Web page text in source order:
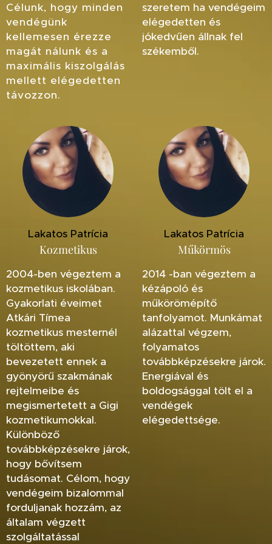
Célunk, hogy minden
vendégünk
kellemesen érezze
magát nálunk és a
maximális kiszolgálás
mellett elégedetten
távozzon.
szeretem ha vendégeim
elégedetten és
jókedvűen állnak fel
székemből.
Lakatos Patrícia
Kozmetikus
2004-ben végeztem a
kozmetikus iskolában.
Gyakorlati éveimet
Atkári Tímea
kozmetikus mesternél
töltöttem, aki
bevezetett ennek a
gyönyörű szakmának
rejtelmeibe és
megismertetett a Gigi
kozmetikumokkal.
Különböző
továbbképzésekre járok,
hogy bővítsem
tudásomat. Célom, hogy
vendégeim bizalommal
forduljanak hozzám, az
általam végzett
szolgáltatással
Lakatos Patrícia
Műkörmös
2014 -ban végeztem a
kézápoló és
műkörömépítő
tanfolyamot. Munkámat
alázattal végzem,
folyamatos
továbbképzésekre járok.
Energiával és
boldogsággal tölt el a
vendégek
elégedettsége.